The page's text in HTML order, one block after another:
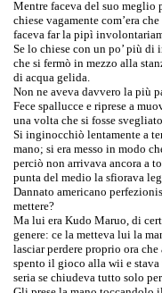
Mentre faceva del suo meglio
chiese vagamente com’era
faceva far la pipì
Se lo chiese con un po’ più di
che si fermò in mezzo alla
di acqua gelida.
Non ne aveva davvero la più
Fece spallucce e riprese a
una volta che si fosse
Si inginocchiò lentamente a
mano; si era messo in modo
perciò non arrivava ancora a
punta del medio la sfiorava
Dannato americano
mettere?
Ma lui era Kudo Maruo, di
genere: ce la metteva lui la
lasciar perdere proprio ora
spento il gioco alla wii e
seria se chiudeva tutto solo